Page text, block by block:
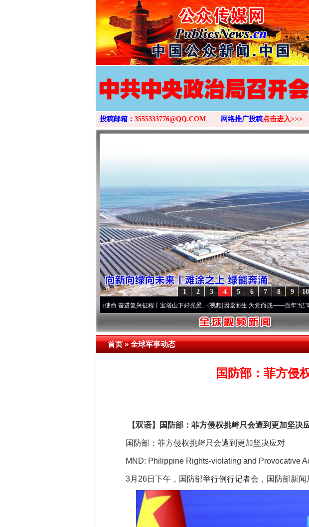
投稿邮箱： 3555333776@QQ.COM 网络推广投稿点击进入>>>
10
9
8
7
6
5
4
3
2
1
牢记初心使命 奋进复兴征程丨宝塔山下好光景..·[视频]因党而生 为党而战——百年“纪”事⑧加强纪
首页»全球军事动态
国防部：菲方侵
【双语】国防部：菲方侵权挑衅只会遭到更加坚决
国防部：菲方侵权挑衅只会遭到更加坚决应对
MND: Philippine Rights-violating and Provocative
3月26日下午，国防部举行例行记者会，国防部新闻